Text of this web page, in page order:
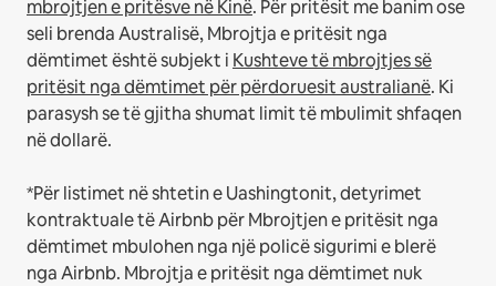
mbrojtjen e pritësve në Kinë. Për pritësit me banim ose
seli brenda Australisë, Mbrojtja e pritësit nga
dëmtimet është subjekt i Kushteve të mbrojtjes së
pritësit nga dëmtimet për përdoruesit australianë. Ki
parasysh se të gjitha shumat limit të mbulimit shfaqen
në dollarë.
*Për listimet në shtetin e Uashingtonit, detyrimet
kontraktuale të Airbnb për Mbrojtjen e pritësit nga
dëmtimet mbulohen nga një policë sigurimi e blerë
nga Airbnb. Mbrojtja e pritësit nga dëmtimet nuk